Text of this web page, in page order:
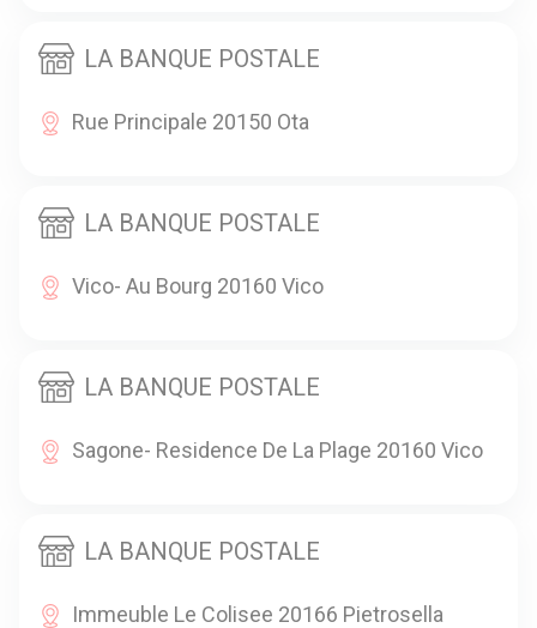
LA BANQUE POSTALE
Rue Principale 20150 Ota
LA BANQUE POSTALE
Vico- Au Bourg 20160 Vico
LA BANQUE POSTALE
Sagone- Residence De La Plage 20160 Vico
LA BANQUE POSTALE
Immeuble Le Colisee 20166 Pietrosella